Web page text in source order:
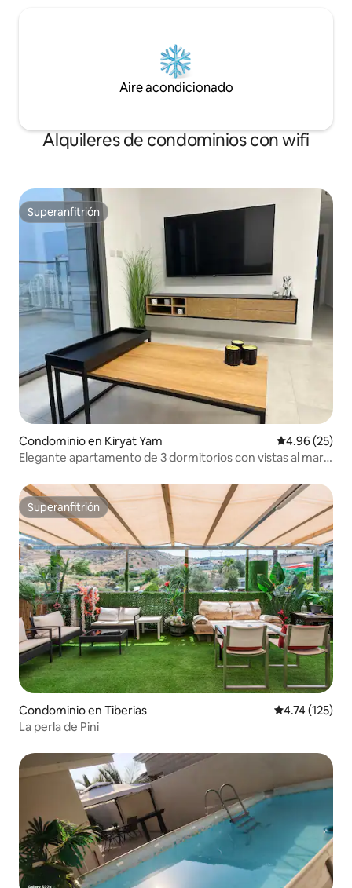
Aire acondicionado
Alquileres de condominios con wifi
Superanfitrión
Superanfitrión
Condominio en Kiryat Yam Calificación
4.96 (25)
Elegante apartamento de 3 dormitorios con vistas al mar
Superanfitrión
Superanfitrión
Condominio en Tiberias Calificación
4.74 (125)
La perla de Pini